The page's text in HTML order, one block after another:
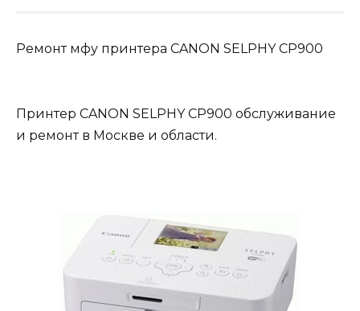
Ремонт мфу принтера CANON SELPHY CP900
Принтер CANON SELPHY CP900 обслуживание
и ремонт в Москве и области.